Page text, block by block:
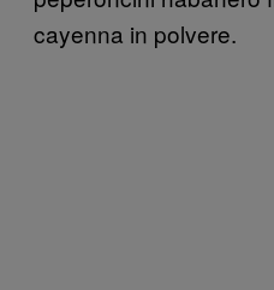
cayenna in polvere.